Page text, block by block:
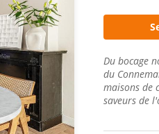
Du bocage
du
maisons de
saveurs de